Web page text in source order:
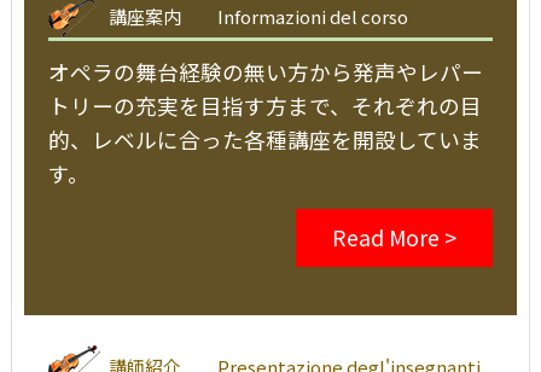
講座案内 Informazioni del corso
オペラの舞台経験の無い方から発声やレパー
トリーの充実を目指す方まで、それぞれの目
的、レベルに合った各種講座を開設していま
す。
Read More >
講師紹介 Presentazione degl'insegnanti